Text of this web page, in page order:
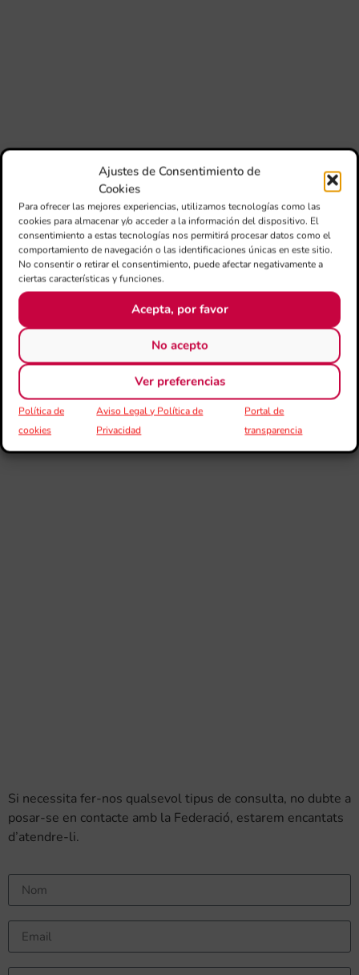
Ajustes de Consentimiento de
Cookies
Para ofrecer las mejores experiencias, utilizamos tecnologías como las
cookies para almacenar y/o acceder a la información del dispositivo. El
consentimiento a estas tecnologías nos permitirá procesar datos como el
comportamiento de navegación o las identificaciones únicas en este sitio.
No consentir o retirar el consentimiento, puede afectar negativamente a
ciertas características y funciones.
Acepta, por favor
No acepto
Ver preferencias
Política de
cookies
Aviso Legal y Política de
Privacidad
Portal de
transparencia
Si necessita fer-nos qualsevol tipus de consulta, no dubte a
posar-se en contacte amb la Federació, estarem encantats
d’atendre-li.